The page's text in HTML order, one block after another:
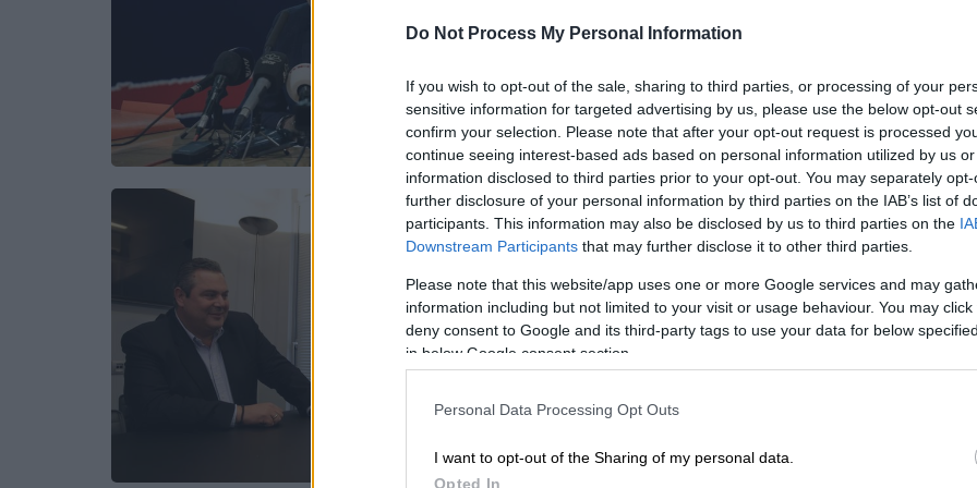
Do Not Process My Personal Information
If you wish to opt-out of the sale, sharing to third parties, or processing of your
sensitive information for targeted advertising by us, please use the below opt-out
confirm your selection. Please note that after your opt-out request is processed
continue seeing interest-based ads based on personal information utilized by us
information disclosed to third parties prior to your opt-out. You may separately
further disclosure of your personal information by third parties on the IAB’s list of
participants. This information may also be disclosed by us to third parties on the
Downstream Participants that may further disclose it to other third parties.
Please note that this website/app uses one or more Google services and may
information including but not limited to your visit or usage behaviour. You may
deny consent to Google and its third-party tags to use your data for below
in below Google consent section.
Personal Data Processing Opt Outs
I want to opt-out of the Sharing of my personal data.
Opted In
Τι είπε ο πρώην κυβερνητικός
Πρέσπες, Μάτι και ΗΠΑ
Πολιτική|24.11.2025 15:47
Καμμένος σε Τσίπρα: «Εσύ θα είσαι
ο Άρης Βελουχιώτης και εγώ ο
Ναπολέων Ζέρβας» - Το
παρασκήνιο της συνεργασίας
ΣΥΡΙΖΑ-ΑΝΕΛ
στο παρασκήνιο των
σχηματισμό της κυβέρνησης του 2015